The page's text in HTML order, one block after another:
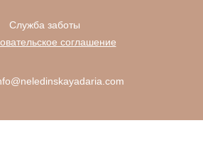
Служба заботы
соглашение